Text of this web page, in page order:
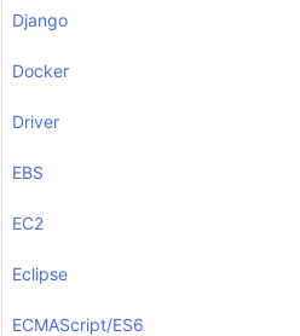
Django
Docker
Driver
EBS
EC2
Eclipse
ECMAScript/ES6